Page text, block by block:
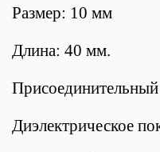
Размер: 10 мм
Длина: 40 мм.
Диэлектрическое